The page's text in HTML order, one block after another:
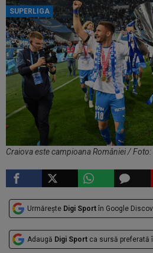
SUPERLIGA
Craiova este campioana României /
Urmărește Digi Sport în Google
Adaugă Digi Sport ca sursă preferată